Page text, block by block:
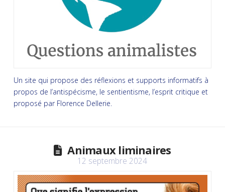
Un site qui propose des réflexions et supports informatifs à
propos de l’antispécisme, le sentientisme, l’esprit critique et
proposé par Florence Dellerie.
Animaux liminaires
12 septembre 2024